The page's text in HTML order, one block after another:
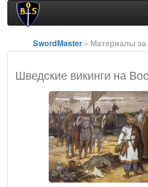
SwordMaster » Материалы за
Шведские викинги на